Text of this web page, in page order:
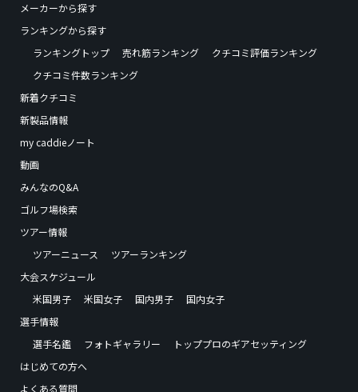
メーカーから探す
ランキングから探す
ランキングトップ
売れ筋ランキング
クチコミ評価ランキング
クチコミ件数ランキング
新着クチコミ
新製品情報
my caddieノート
動画
みんなのQ&A
ゴルフ場検索
ツアー情報
ツアーニュース
ツアーランキング
大会スケジュール
米国男子
米国女子 国内男子
国内女子
選手情報
選手名鑑
フォトギャラリー
トッププロのギアセッティング
はじめての方へ
よくある質問